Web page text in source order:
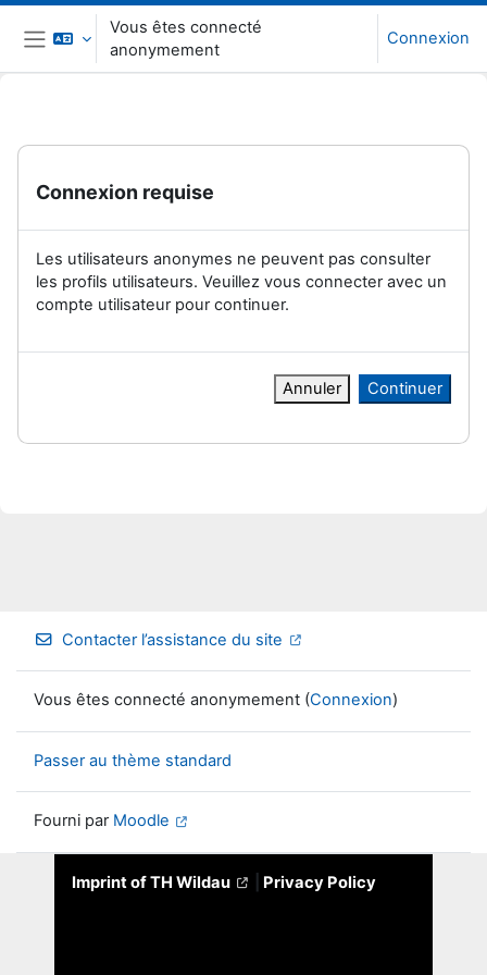
Passer au contenu principal
Panneau latéral
Vous êtes connecté
anonymement
Connexion
Connexion requise
Les utilisateurs anonymes ne peuvent pas consulter
les profils utilisateurs. Veuillez vous connecter avec un
compte utilisateur pour continuer.
Annuler Continuer
Contacter l’assistance du site
Vous êtes connecté anonymement (Connexion)
Passer au thème standard
Fourni par Moodle
Imprint of TH Wildau Privacy Policy